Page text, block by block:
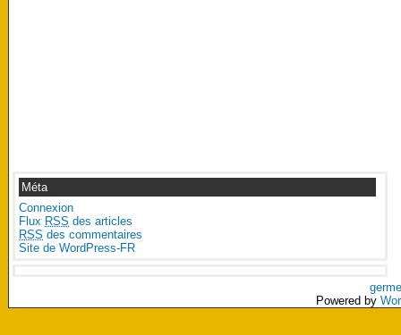
Méta
Connexion
Flux RSS des articles
RSS des commentaires
Site de WordPress-FR
Powered by